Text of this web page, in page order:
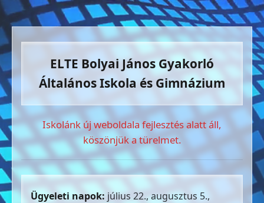
ELTE Bolyai János Gyakorló
Általános Iskola és Gimnázium
Iskolánk új weboldala fejlesztés alatt áll,
köszönjük a türelmet.
Ügyeleti napok: július 22., augusztus 5.,